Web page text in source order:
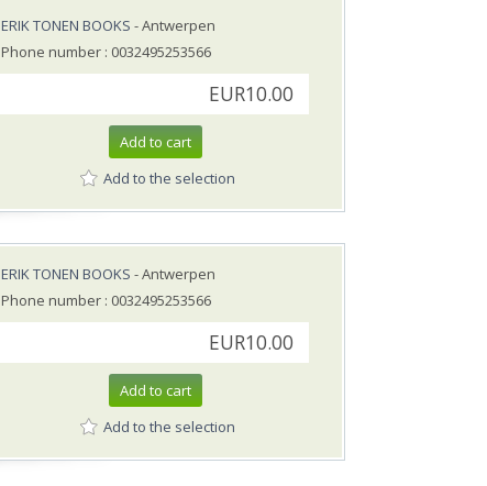
ERIK TONEN BOOKS - Antwerpen
Phone number : 0032495253566
EUR10.00
Add to cart
Add to the selection
ERIK TONEN BOOKS - Antwerpen
Phone number : 0032495253566
EUR10.00
Add to cart
Add to the selection